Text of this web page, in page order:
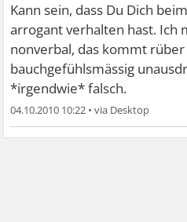
Kann sein, dass Du Dich
arrogant verhalten hast. Ich
nonverbal, das kommt
bauchgefühlsmässig
*irgendwie* falsch.
04.10.2010 10:22 •